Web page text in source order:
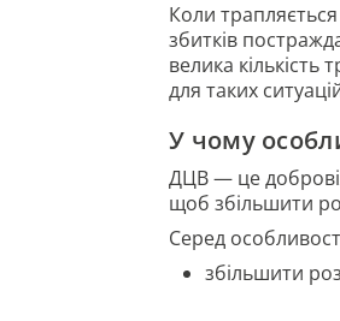
Коли
збитків
велика
для таких
У чому
ДЦВ — це
щоб збільшити
Серед
збільшити